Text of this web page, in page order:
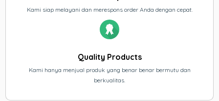
Kami siap melayani dan merespons order Anda dengan cepat.
Quality Products
Kami hanya menjual produk yang benar benar bermutu dan
berkualitas.